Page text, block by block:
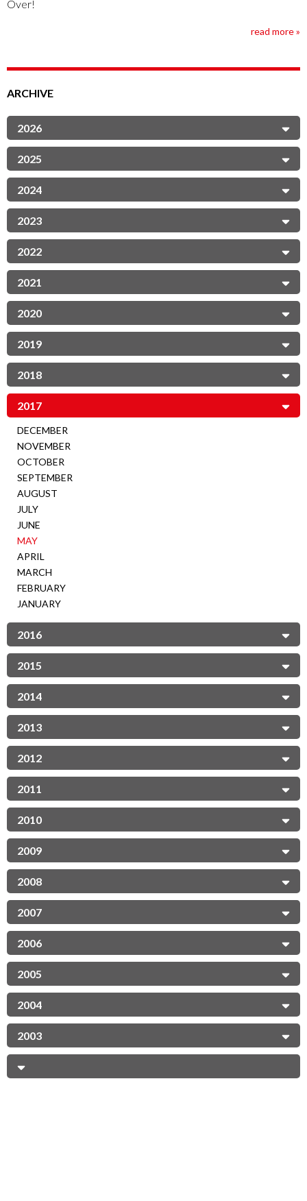
Over!
read more »
ARCHIVE
2026
2025
2024
2023
2022
2021
2020
2019
2018
2017
DECEMBER
NOVEMBER
OCTOBER
SEPTEMBER
AUGUST
JULY
JUNE
MAY
APRIL
MARCH
FEBRUARY
JANUARY
2016
2015
2014
2013
2012
2011
2010
2009
2008
2007
2006
2005
2004
2003